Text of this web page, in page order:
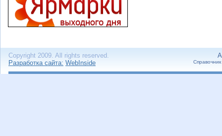
Copyright 2009. All rights reserved.
Разработка сайта: WebInside